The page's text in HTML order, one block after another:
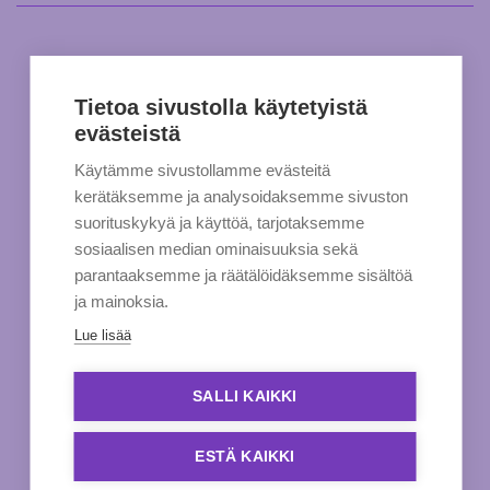
Tietoa sivustolla käytetyistä
evästeistä
Käytämme sivustollamme evästeitä
kerätäksemme ja analysoidaksemme sivuston
suorituskykyä ja käyttöä, tarjotaksemme
sosiaalisen median ominaisuuksia sekä
parantaaksemme ja räätälöidäksemme sisältöä
ja mainoksia.
Lue lisää
SALLI KAIKKI
ESTÄ KAIKKI